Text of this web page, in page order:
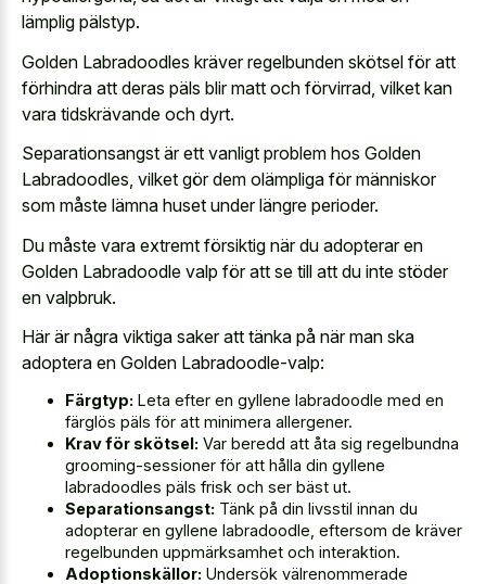
lämplig pälstyp.
Golden Labradoodles kräver regelbunden skötsel för att
förhindra att deras päls blir matt och förvirrad, vilket kan
vara tidskrävande och dyrt.
Separationsangst är ett vanligt problem hos Golden
Labradoodles, vilket gör dem olämpliga för människor
som måste lämna huset under längre perioder.
Du måste vara extremt försiktig när du adopterar en
Golden Labradoodle valp för att se till att du inte stöder
en valpbruk.
Här är några viktiga saker att tänka på när man ska
adoptera en Golden Labradoodle-valp:
Färgtyp: Leta efter en gyllene labradoodle med en
färglös päls för att minimera allergener.
Krav för skötsel: Var beredd att åta sig regelbundna
grooming-sessioner för att hålla din gyllene
labradoodles päls frisk och ser bäst ut.
Separationsangst: Tänk på din livsstil innan du
adopterar en gyllene labradoodle, eftersom de kräver
regelbunden uppmärksamhet och interaktion.
Adoptionskällor: Undersök välrenommerade